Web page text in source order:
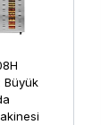
Büyük